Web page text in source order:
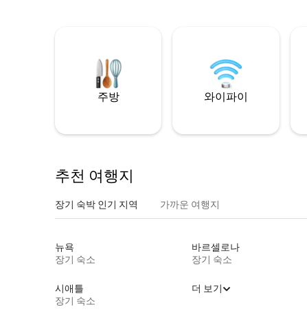
주방 와이파이
추천 여행지
장기 숙박 인기 지역 가까운 여행지
뉴욕
장기 숙소
바르셀로나
장기 숙소
시애틀
장기 숙소
더 보기